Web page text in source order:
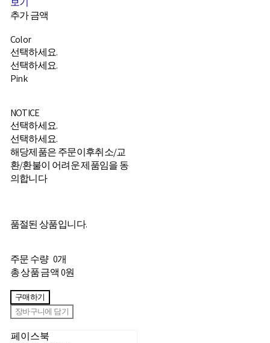
추가 금액
Color
선택하세요.
선택하세요.
Pink
NOTICE
선택하세요.
선택하세요.
해당제품은 주문이후취소/교
환/환불이 어려운 제품임을 동
의합니다
품절된 상품입니다.
주문 수량 0개
총 상품 금액0원
구매하기
장바구니에 담기
페이스북